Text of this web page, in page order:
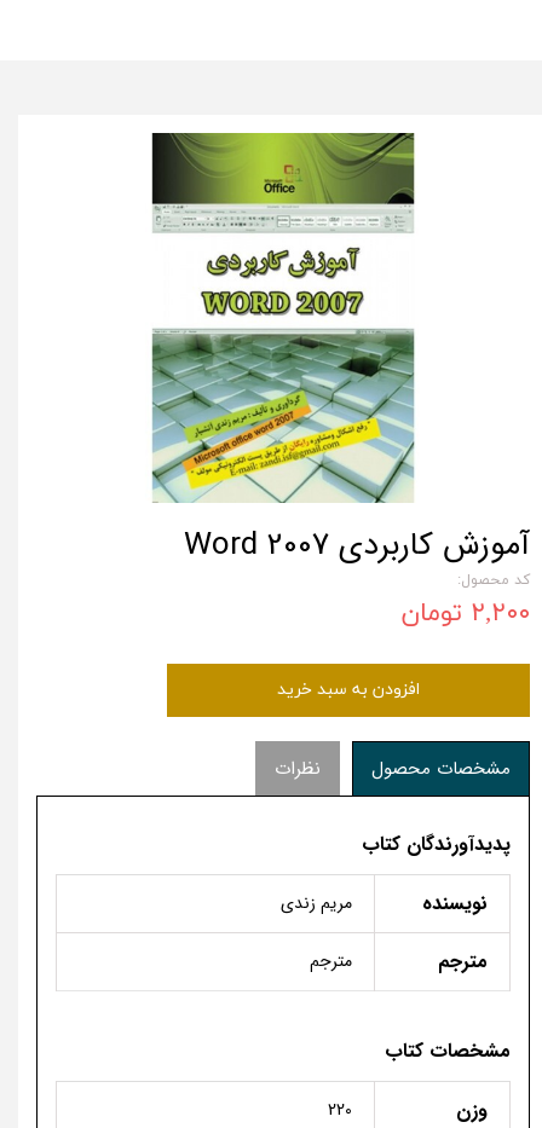
آموزش کاربردی Word 2007
کد محصول:
۲,۲۰۰ تومان
افزودن به سبد خرید
مشخصات محصول نظرات
پدیدآورندگان کتاب
نویسنده
مریم زندی
مترجم مترجم
مشخصات کتاب
وزن
220